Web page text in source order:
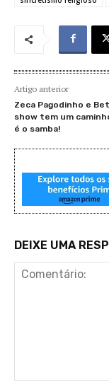
Artigo anterior
Zeca Pagodinho e
show tem um
é o samba!
DEIXE UMA